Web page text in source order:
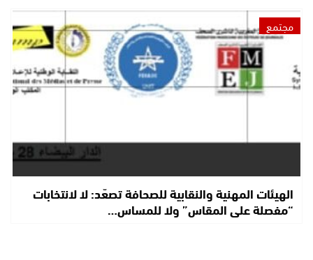
مجتمع
الهيئات المهنية والنقابية للصحافة تصعّد: لا لانتخابات
“مفصلة على المقاس” ولا للمساس…